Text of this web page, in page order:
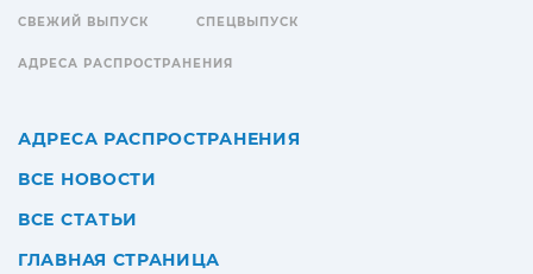
СВЕЖИЙ ВЫПУСК СПЕЦВЫПУСК
АДРЕСА РАСПРОСТРАНЕНИЯ
АДРЕСА РАСПРОСТРАНЕНИЯ
ВСЕ НОВОСТИ
ВСЕ СТАТЬИ
ГЛАВНАЯ СТРАНИЦА